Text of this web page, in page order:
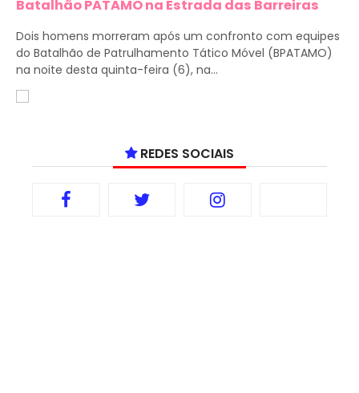
Batalhão PATAMO na Estrada das Barreiras
Dois homens morreram após um confronto com equipes
do Batalhão de Patrulhamento Tático Móvel (BPATAMO)
na noite desta quinta-feira (6), na...
REDES SOCIAIS